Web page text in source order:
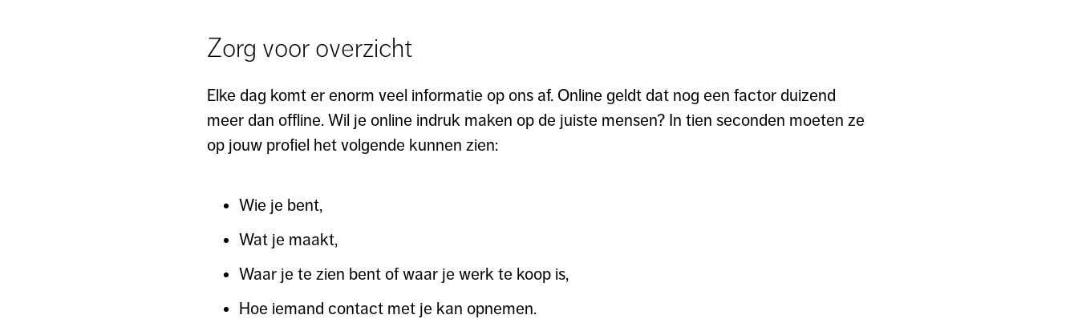
Zorg voor overzicht
Elke dag komt er enorm veel informatie op ons af. Online geldt dat nog een factor duizend
meer dan offline. Wil je online indruk maken op de juiste mensen? In tien seconden moeten ze
op jouw profiel het volgende kunnen zien:
Wie je bent,
Wat je maakt,
Waar je te zien bent of waar je werk te koop is,
Hoe iemand contact met je kan opnemen.